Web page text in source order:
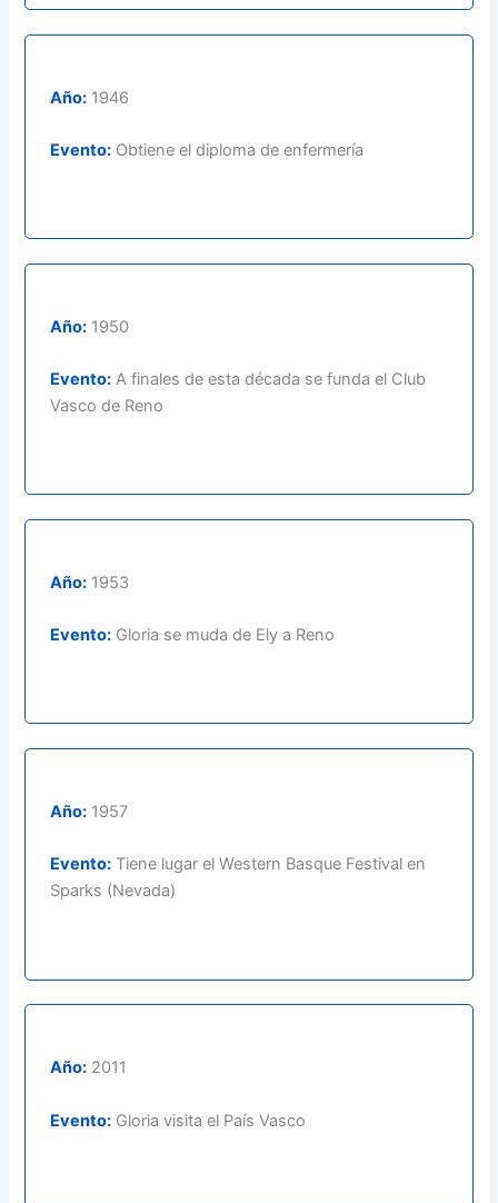
Año: 1946
Evento: Obtiene el diploma de enfermería
Año: 1950
Evento: A finales de esta década se funda el Club
Vasco de Reno
Año: 1953
Evento: Gloria se muda de Ely a Reno
Año: 1957
Evento: Tiene lugar el Western Basque Festival en
Sparks (Nevada)
Año: 2011
Evento: Gloria visita el País Vasco